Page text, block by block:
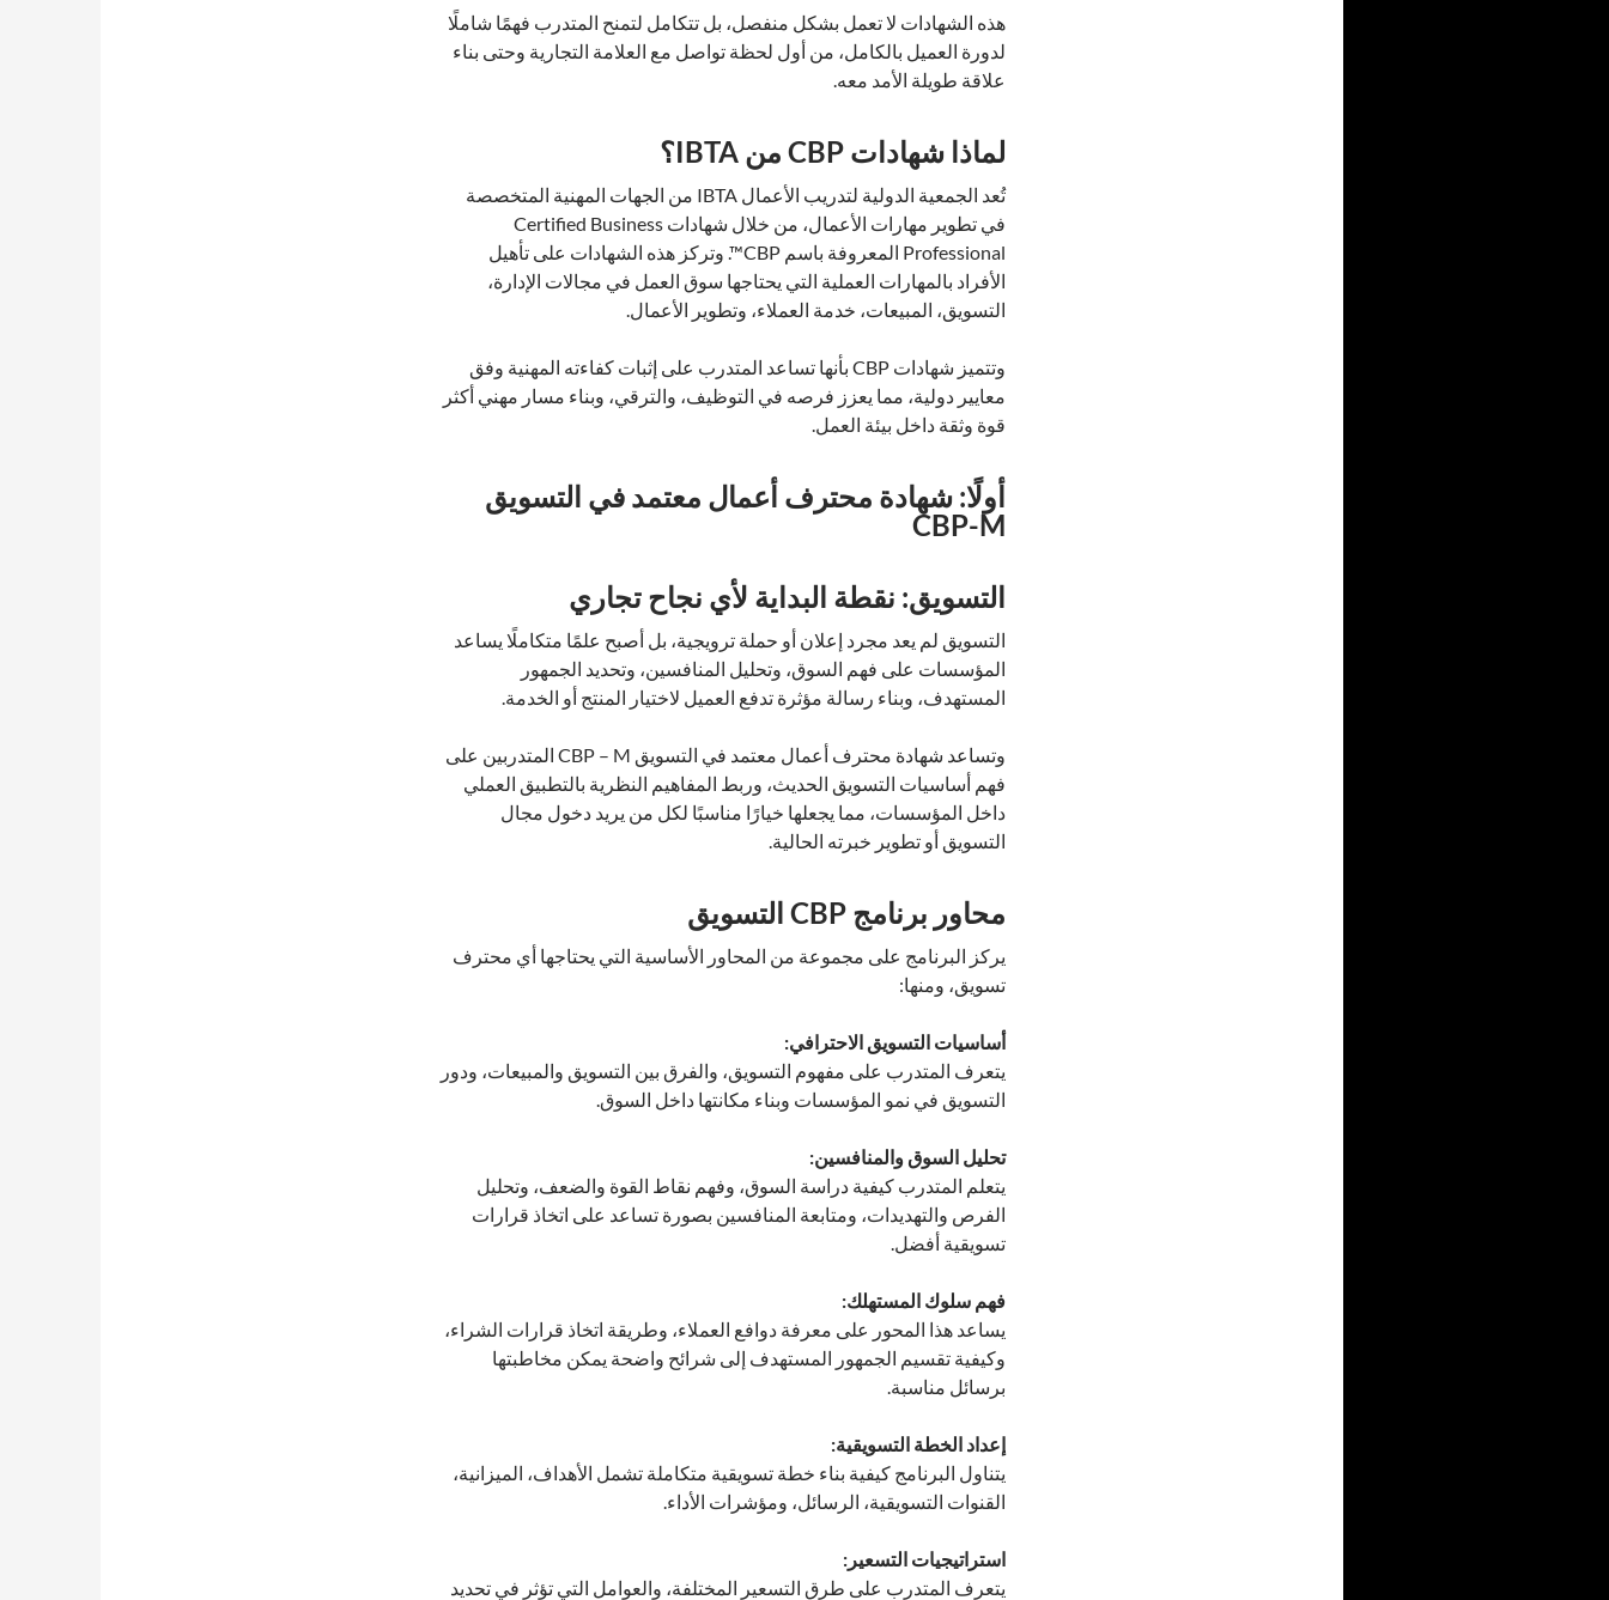
هذه الشهادات لا تعمل بشكل منفصل، بل تتكامل لتمنح المتدرب فهمًا شاملًا
لدورة العميل بالكامل، من أول لحظة تواصل مع العلامة التجارية وحتى بناء
علاقة طويلة الأمد معه.
لماذا شهادات CBP من IBTA؟
تُعد الجمعية الدولية لتدريب الأعمال IBTA من الجهات المهنية المتخصصة
في تطوير مهارات الأعمال، من خلال شهادات Certified Business
Professional المعروفة باسم CBP™. وتركز هذه الشهادات على تأهيل
الأفراد بالمهارات العملية التي يحتاجها سوق العمل في مجالات الإدارة،
التسويق، المبيعات، خدمة العملاء، وتطوير الأعمال.
وتتميز شهادات CBP بأنها تساعد المتدرب على إثبات كفاءته المهنية وفق
معايير دولية، مما يعزز فرصه في التوظيف، والترقي، وبناء مسار مهني أكثر
قوة وثقة داخل بيئة العمل.
أولًا: شهادة محترف أعمال معتمد في التسويق
CBP-M
التسويق: نقطة البداية لأي نجاح تجاري
التسويق لم يعد مجرد إعلان أو حملة ترويجية، بل أصبح علمًا متكاملًا يساعد
المؤسسات على فهم السوق، وتحليل المنافسين، وتحديد الجمهور
المستهدف، وبناء رسالة مؤثرة تدفع العميل لاختيار المنتج أو الخدمة.
وتساعد شهادة محترف أعمال معتمد في التسويق CBP – M المتدربين على
فهم أساسيات التسويق الحديث، وربط المفاهيم النظرية بالتطبيق العملي
داخل المؤسسات، مما يجعلها خيارًا مناسبًا لكل من يريد دخول مجال
التسويق أو تطوير خبرته الحالية.
محاور برنامج CBP التسويق
يركز البرنامج على مجموعة من المحاور الأساسية التي يحتاجها أي محترف
تسويق، ومنها:
أساسيات التسويق الاحترافي:
يتعرف المتدرب على مفهوم التسويق، والفرق بين التسويق والمبيعات، ودور
التسويق في نمو المؤسسات وبناء مكانتها داخل السوق.
تحليل السوق والمنافسين:
يتعلم المتدرب كيفية دراسة السوق، وفهم نقاط القوة والضعف، وتحليل
الفرص والتهديدات، ومتابعة المنافسين بصورة تساعد على اتخاذ قرارات
تسويقية أفضل.
فهم سلوك المستهلك:
يساعد هذا المحور على معرفة دوافع العملاء، وطريقة اتخاذ قرارات الشراء،
وكيفية تقسيم الجمهور المستهدف إلى شرائح واضحة يمكن مخاطبتها
برسائل مناسبة.
إعداد الخطة التسويقية:
يتناول البرنامج كيفية بناء خطة تسويقية متكاملة تشمل الأهداف، الميزانية،
القنوات التسويقية، الرسائل، ومؤشرات الأداء.
استراتيجيات التسعير:
يتعرف المتدرب على طرق التسعير المختلفة، والعوامل التي تؤثر في تحديد